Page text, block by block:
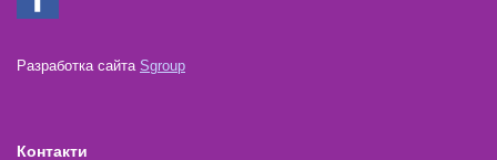
Разработка сайта Sgroup
Контакти